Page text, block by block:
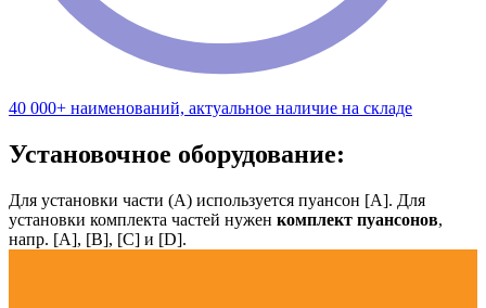
40 000+ наименований, актуальное наличие на складе
Установочное оборудование:
Для установки части (А) используется пуансон [А]. Для
установки комплекта частей нужен комплект пуансонов,
напр. [А], [B], [С] и [D].